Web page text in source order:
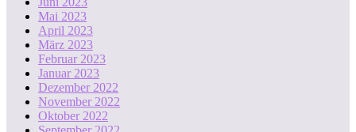
Mai 2023
April 2023
März 2023
Februar 2023
Januar 2023
Dezember 2022
November 2022
Oktober 2022